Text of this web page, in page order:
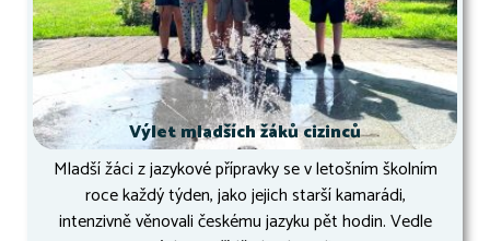
Výlet mladších žáků cizinců
Mladší žáci z jazykové přípravky se v letošním školním
roce každý týden, jako jejich starší kamarádi,
intenzivně věnovali českému jazyku pět hodin. Vedle